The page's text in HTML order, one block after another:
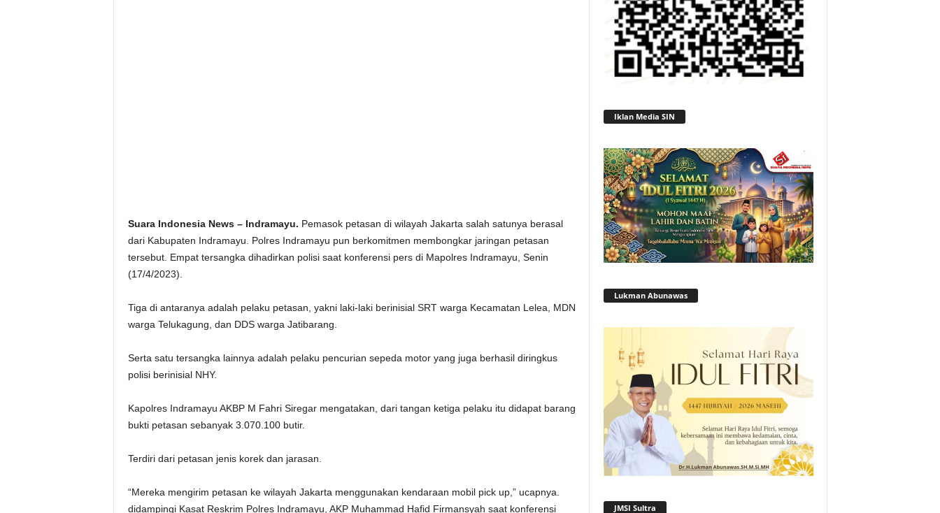
Suara Indonesia News – Indramayu. Pemasok petasan di wilayah Jakarta salah satunya berasal
dari Kabupaten Indramayu. Polres Indramayu pun berkomitmen membongkar jaringan petasan
tersebut. Empat tersangka dihadirkan polisi saat konferensi pers di Mapolres Indramayu, Senin
(17/4/2023).
Tiga di antaranya adalah pelaku petasan, yakni laki-laki berinisial SRT warga Kecamatan Lelea, MDN
warga Telukagung, dan DDS warga Jatibarang.
Serta satu tersangka lainnya adalah pelaku pencurian sepeda motor yang juga berhasil diringkus
polisi berinisial NHY.
Kapolres Indramayu AKBP M Fahri Siregar mengatakan, dari tangan ketiga pelaku itu didapat barang
bukti petasan sebanyak 3.070.100 butir.
Terdiri dari petasan jenis korek dan jarasan.
“Mereka mengirim petasan ke wilayah Jakarta menggunakan kendaraan mobil pick up,” ucapnya.
didampingi Kasat Reskrim Polres Indramayu, AKP Muhammad Hafid Firmansyah saat konferensi
Iklan Media SIN
Lukman Abunawas
JMSI Sultra